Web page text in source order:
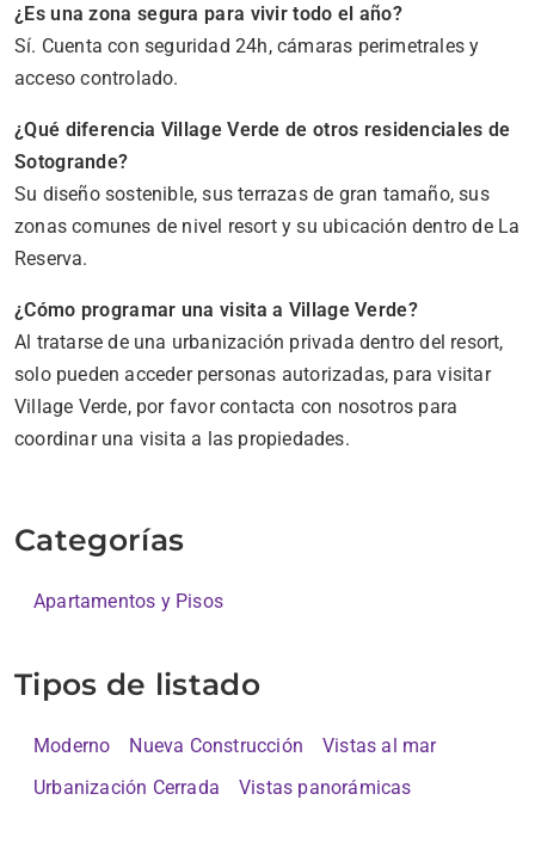
¿Es una zona segura para vivir todo el año?
Sí. Cuenta con seguridad 24h, cámaras perimetrales y
acceso controlado.
¿Qué diferencia Village Verde de otros residenciales de
Sotogrande?
Su diseño sostenible, sus terrazas de gran tamaño, sus
zonas comunes de nivel resort y su ubicación dentro de La
Reserva.
¿Cómo programar una visita a Village Verde?
Al tratarse de una urbanización privada dentro del resort,
solo pueden acceder personas autorizadas, para visitar
Village Verde, por favor contacta con nosotros para
coordinar una visita a las propiedades.
Categorías
Apartamentos y Pisos
Tipos de listado
Moderno Nueva Construcción
Vistas al mar
Urbanización Cerrada
Vistas panorámicas